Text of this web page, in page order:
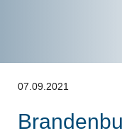
07.09.2021